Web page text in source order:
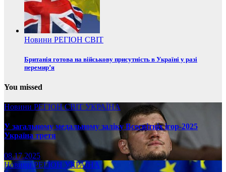
Новини РЕГІОН СВІТ
Британія готова на військову присутність в Україні у разі
перемир’я
You missed
Новини РЕГІОНСВІТ УКРАЇНА
У загальному медальному заліку Всесвітніх ігор-2025
Україна третя
08.17.2025
НовиниРЕГІОН УКРАЇНА